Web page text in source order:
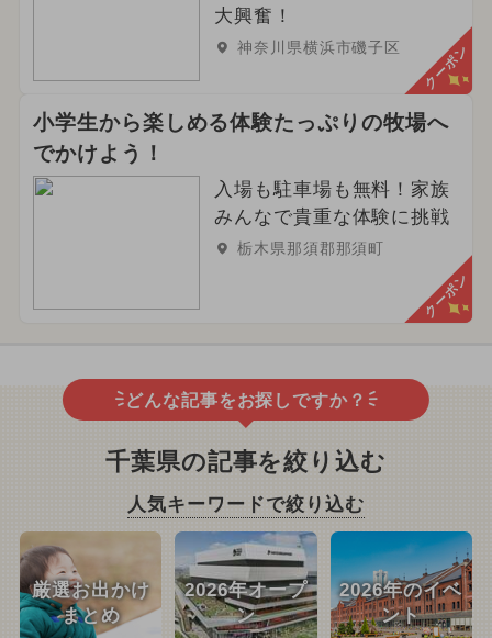
大興奮！
神奈川県横浜市磯子区 クーポン
小学生から楽しめる体験たっぷりの牧場へ
でかけよう！
入場も駐車場も無料！家族
みんなで貴重な体験に挑戦
栃木県那須郡那須町
クーポン
どんな記事をお探しですか？
千葉県の記事を絞り込む
人気キーワードで絞り込む
厳選お出かけ
まとめ
2026年オープ
ン
2026年のイベ
ント